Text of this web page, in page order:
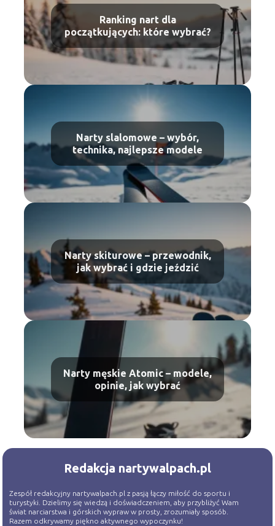
Ranking nart dla
początkujących: które wybrać?
Narty slalomowe – wybór,
technika, najlepsze modele
Narty skiturowe – przewodnik,
jak wybrać i gdzie jeździć
Narty męskie Atomic – modele,
opinie, jak wybrać
Redakcja nartywalpach.pl
Zespół redakcyjny nartywalpach.pl z pasją łączy miłość do sportu i
turystyki. Dzielimy się wiedzą i doświadczeniem, aby przybliżyć Wam
świat narciarstwa i górskich wypraw w prosty, zrozumiały sposób.
Razem odkrywamy piękno aktywnego wypoczynku!